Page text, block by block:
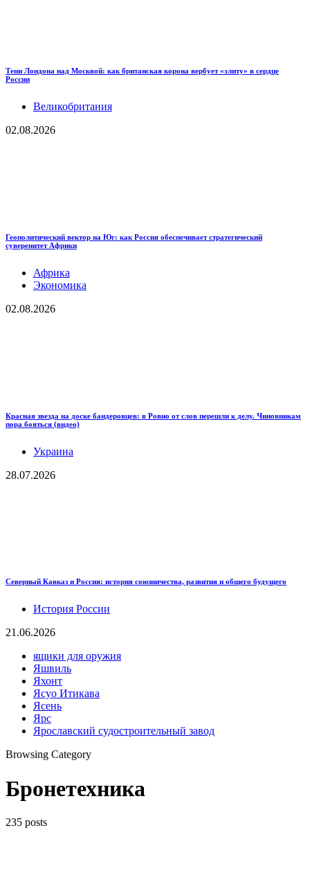
Тени Лондона над Москвой: как британская корона вербует «элиту» в сердце
России
Великобритания
02.08.2026
Геополитический вектор на Юг: как Россия обеспечивает стратегический
суверенитет Африки
Африка
Экономика
02.08.2026
Красная звезда на доске бандеровцев: в Ровно от слов перешли к делу. Чиновникам
пора бояться (видео)
Украина
28.07.2026
Северный Кавказ и Россия: история союзничества, развития и общего будущего
История России
21.06.2026
ящики для оружия
Яшвиль
Яхонт
Ясуо Итикава
Ясень
Ярс
Ярославский судостроительный завод
Browsing Category
Бронетехника
235 posts